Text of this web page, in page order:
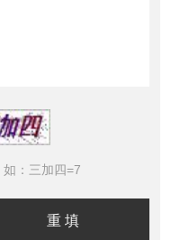
：三加四=7